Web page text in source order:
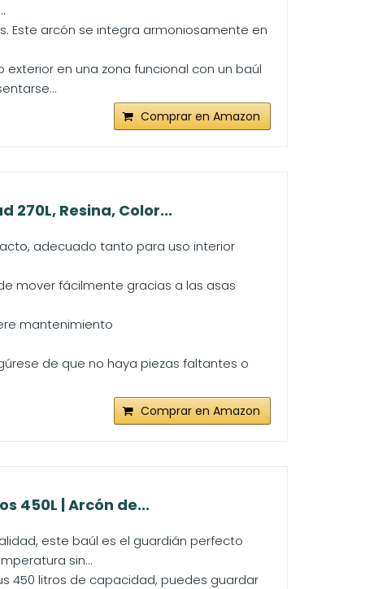
Este arcón se integra armoniosamente en
en una zona funcional con un baúl
Comprar en Amazon
Resina, Color...
adecuado tanto para uso interior
mover fácilmente gracias a las asas
mantenimiento
de que no haya piezas faltantes o
Comprar en Amazon
450L | Arcón de...
este baúl es el guardián perfecto
sin...
450 litros de capacidad, puedes guardar